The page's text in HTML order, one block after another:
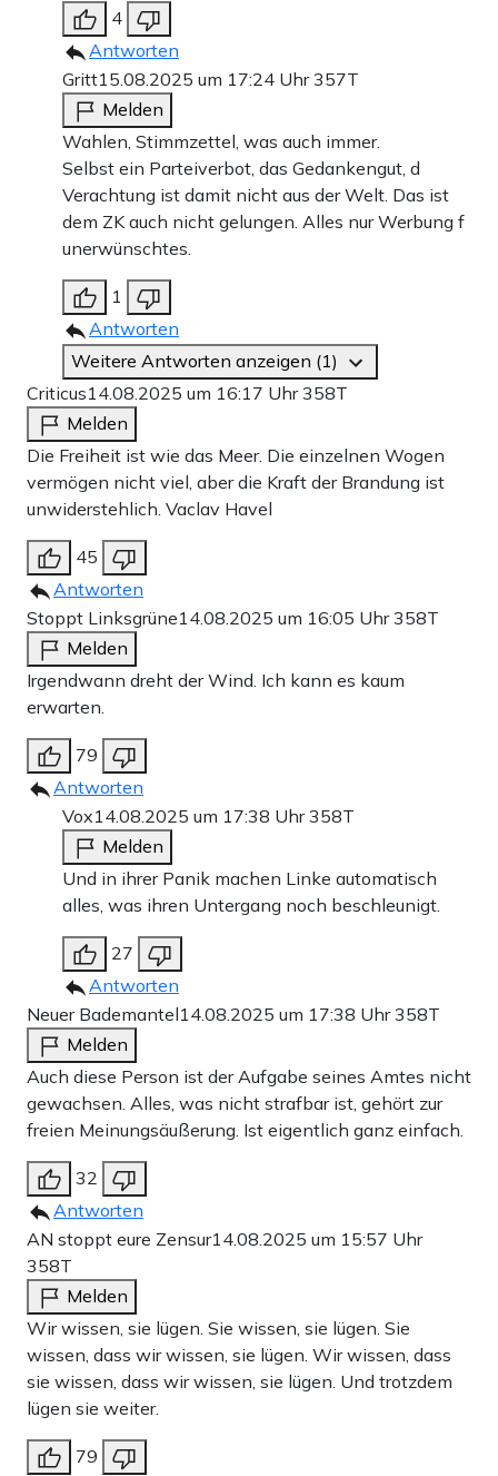
4
Antworten
Gritt15.08.2025 um 17:24 Uhr357T
Melden
Wahlen, Stimmzettel, was auch immer.
Selbst ein Parteiverbot, das Gedankengut, d
Verachtung ist damit nicht aus der Welt. Das ist
dem ZK auch nicht gelungen. Alles nur Werbung f
unerwünschtes.
1
Antworten
Weitere Antworten anzeigen (1)
Criticus14.08.2025 um 16:17 Uhr358T
Melden
Die Freiheit ist wie das Meer. Die einzelnen Wogen
vermögen nicht viel, aber die Kraft der Brandung ist
unwiderstehlich. Vaclav Havel
45
Antworten
Stoppt Linksgrüne14.08.2025 um 16:05 Uhr358T
Melden
Irgendwann dreht der Wind. Ich kann es kaum
erwarten.
79
Antworten
Vox14.08.2025 um 17:38 Uhr358T
Melden
Und in ihrer Panik machen Linke automatisch
alles, was ihren Untergang noch beschleunigt.
27
Antworten
Neuer Bademantel14.08.2025 um 17:38 Uhr358T
Melden
Auch diese Person ist der Aufgabe seines Amtes nicht
gewachsen. Alles, was nicht strafbar ist, gehört zur
freien Meinungsäußerung. Ist eigentlich ganz einfach.
32
Antworten
AN stoppt eure Zensur14.08.2025 um 15:57 Uhr
358T
Melden
Wir wissen, sie lügen. Sie wissen, sie lügen. Sie
wissen, dass wir wissen, sie lügen. Wir wissen, dass
sie wissen, dass wir wissen, sie lügen. Und trotzdem
lügen sie weiter.
79